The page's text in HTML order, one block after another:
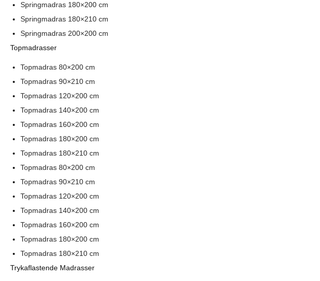
Springmadras 180×200 cm
Springmadras 180×210 cm
Springmadras 200×200 cm
Topmadrasser
Topmadras 80×200 cm
Topmadras 90×210 cm
Topmadras 120×200 cm
Topmadras 140×200 cm
Topmadras 160×200 cm
Topmadras 180×200 cm
Topmadras 180×210 cm
Topmadras 80×200 cm
Topmadras 90×210 cm
Topmadras 120×200 cm
Topmadras 140×200 cm
Topmadras 160×200 cm
Topmadras 180×200 cm
Topmadras 180×210 cm
Trykaflastende Madrasser